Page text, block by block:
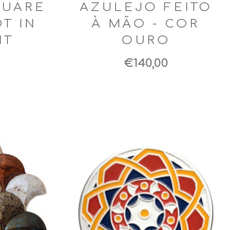
IN
AZULEJO FEITO
À MÃO - COR
OURO
€140,00